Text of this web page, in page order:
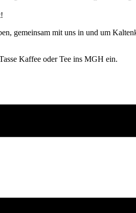
gemeinsam mit uns in und um
Kaffee oder Tee ins MGH ein.